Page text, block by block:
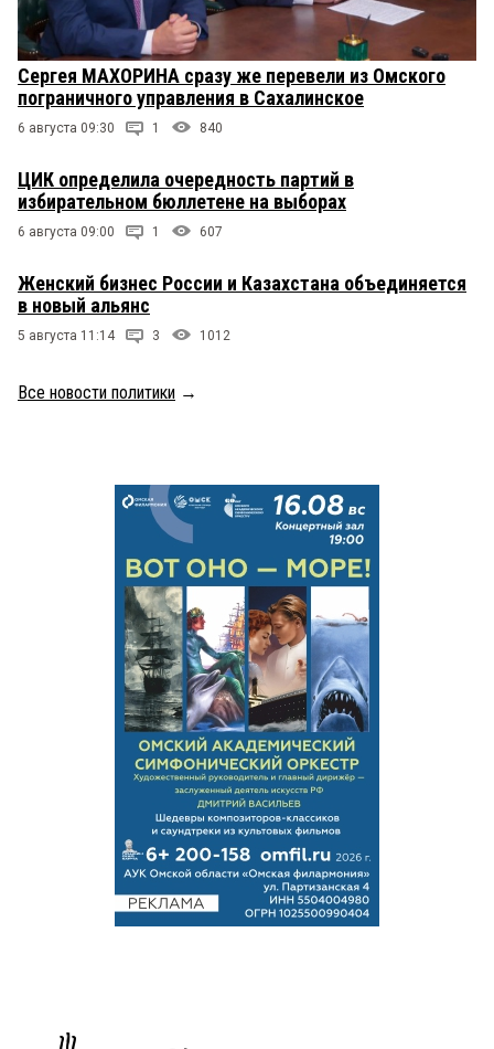
Сергея МАХОРИНА сразу же перевели из Омского
пограничного управления в Сахалинское
6 августа 09:30 1 840
ЦИК определила очередность партий в
избирательном бюллетене на выборах
6 августа 09:00 1 607
Женский бизнес России и Казахстана объединяется
в новый альянс
5 августа 11:14 3 1012
Все новости политики →